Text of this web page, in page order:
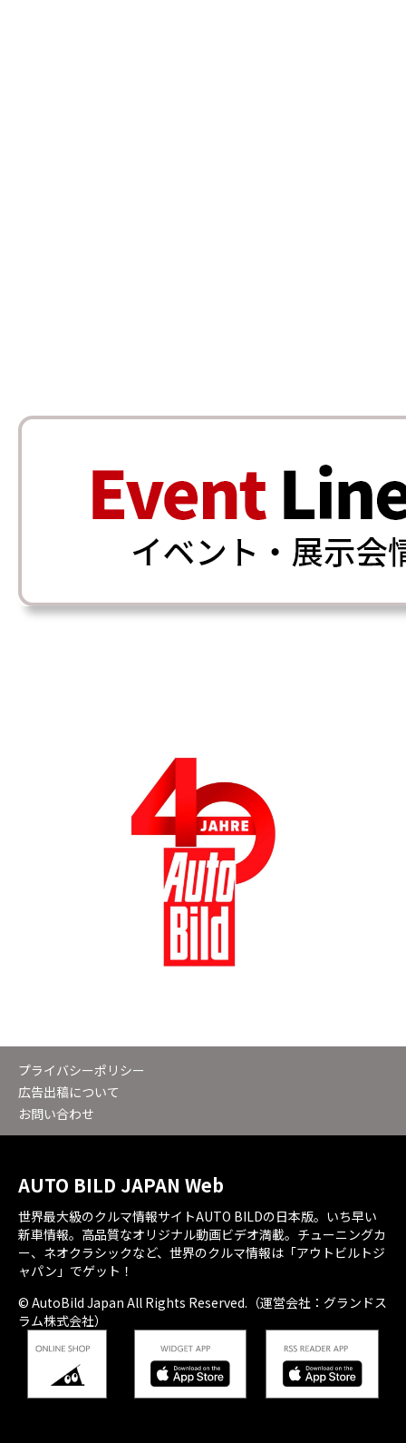
プライバシーポリシー
広告出稿について
お問い合わせ
AUTO BILD JAPAN Web
世界最大級のクルマ情報サイトAUTO BILDの日本版。いち早い
新車情報。高品質なオリジナル動画ビデオ満載。チューニングカ
ー、ネオクラシックなど、世界のクルマ情報は「アウトビルトジ
ャパン」でゲット！
© AutoBild Japan All Rights Reserved.（運営会社：グランドス
ラム株式会社）